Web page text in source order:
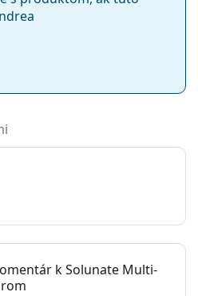
k Solunate Multi-